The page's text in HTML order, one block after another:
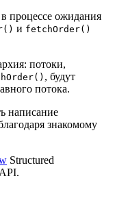
процессе ожидания
и fetchOrder()
потоки,
, будут
потока.
написание
знакомому
Structured